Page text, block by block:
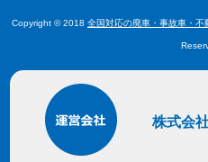
Copyright © 2018 全国対応の廃車・事故車・
株式会